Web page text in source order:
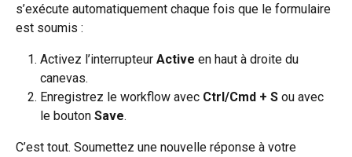
s’exécute automatiquement chaque fois que le formulaire
est soumis :
Activez l’interrupteur Active en haut à droite du
canevas.
Enregistrez le workflow avec Ctrl/Cmd + S ou avec
le bouton Save.
C’est tout. Soumettez une nouvelle réponse à votre